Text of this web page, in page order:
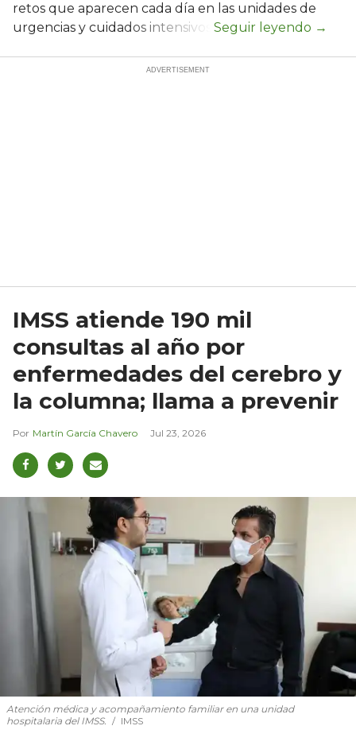
retos que aparecen cada día en las unidades de
urgencias y cuidados intensivos.
IMSS atiende 190 mil
consultas al año por
enfermedades del cerebro y
la columna; llama a prevenir
Martín García Chavero Jul 23, 2026
Atención médica y acompañamiento familiar en una unidad
hospitalaria del IMSS.
IMSS